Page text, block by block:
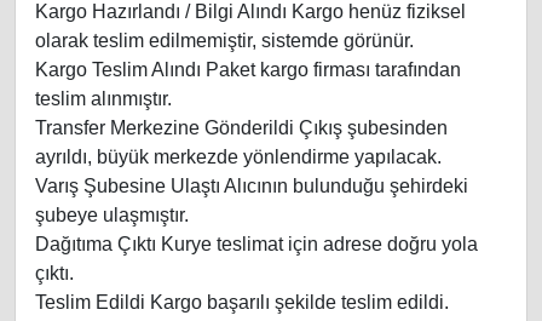
Kargo Hazırlandı / Bilgi Alındı Kargo henüz fiziksel
olarak teslim edilmemiştir, sistemde görünür.
Kargo Teslim Alındı Paket kargo firması tarafından
teslim alınmıştır.
Transfer Merkezine Gönderildi Çıkış şubesinden
ayrıldı, büyük merkezde yönlendirme yapılacak.
Varış Şubesine Ulaştı Alıcının bulunduğu şehirdeki
şubeye ulaşmıştır.
Dağıtıma Çıktı Kurye teslimat için adrese doğru yola
çıktı.
Teslim Edildi Kargo başarılı şekilde teslim edildi.